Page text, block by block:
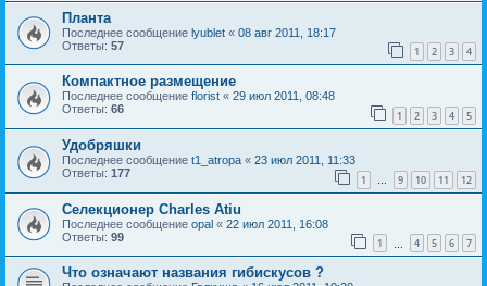
Планта
Последнее сообщение lyublet « 08 авг 2011, 18:17
Ответы: 57 1 2 3 4
Компактное размещение
Последнее сообщение florist « 29 июл 2011, 08:48
Ответы: 66 1 2 3 4 5
Удобряшки
Последнее сообщение t1_atropa « 23 июл 2011, 11:33
Ответы: 177 1 … 9 10 11 12
Селекционер Charles Atiu
Последнее сообщение opal « 22 июл 2011, 16:08
Ответы: 99 1 4 5 6 7
Что означают названия гибискусов ?